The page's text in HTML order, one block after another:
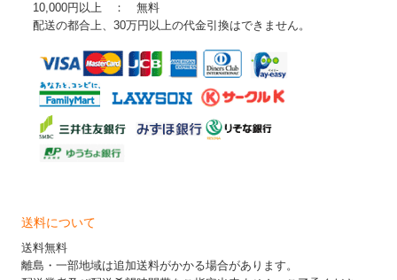
10,000円以上 ： 無料
配送の都合上、30万円以上の代金引換はできません。
送料について
送料無料
離島・一部地域は追加送料がかかる場合があります。